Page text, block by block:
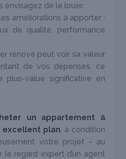
envisagez de le louer.
améliorations à apporter :
de qualité, performance
rénové peut voir sa valeur
de vos dépenses, ce
plus-value significative en
un appartement à
excellent plan , à condition
votre projet – au
le regard expert d’un agent